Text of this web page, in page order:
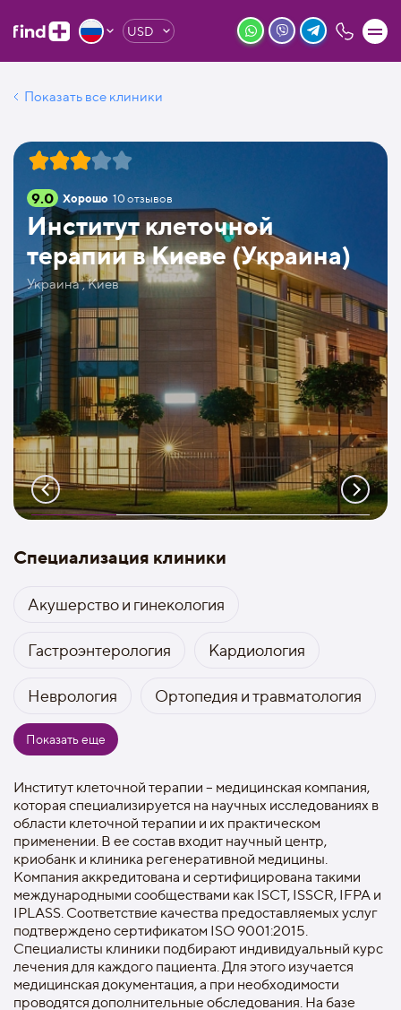
USD
Показать все клиники
9.0 Хорошо 10отзывов
Институт клеточной
терапии в Киеве (Украина)
Украина , Киев
Специализация клиники
Акушерство и гинекология
Гастроэнтерология Кардиология
Неврология Ортопедия и травматология
Показать еще
Институт клеточной терапии – медицинская компания,
которая специализируется на научных исследованиях в
области клеточной терапии и их практическом
применении. В ее состав входит научный центр,
криобанк и клиника регенеративной медицины.
Компания аккредитована и сертифицирована такими
международными сообществами как ISCT, ISSCR, IFPA и
IPLASS. Соответствие качества предоставляемых услуг
подтверждено сертификатом ISO 9001:2015.
Специалисты клиники подбирают индивидуальный курс
лечения для каждого пациента. Для этого изучается
медицинская документация, а при необходимости
проводятся дополнительные обследования. На базе